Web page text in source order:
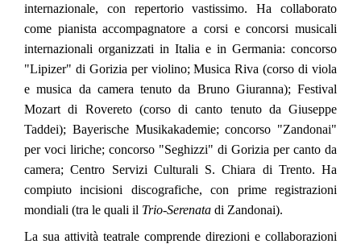
internazionale, con repertorio vastissimo. Ha collaborato
come pianista accompagnatore a corsi e concorsi musicali
internazionali organizzati in Italia e in Germania: concorso
"Lipizer" di Gorizia per violino; Musica Riva (corso di viola
e musica da camera tenuto da Bruno Giuranna); Festival
Mozart di Rovereto (corso di canto tenuto da Giuseppe
Taddei); Bayerische Musikakademie; concorso "Zandonai"
per voci liriche; concorso "Seghizzi" di Gorizia per canto da
camera; Centro Servizi Culturali S. Chiara di Trento. Ha
compiuto incisioni discografiche, con prime registrazioni
mondiali (tra le quali il Trio-Serenata di Zandonai).
La sua attività teatrale comprende direzioni e collaborazioni